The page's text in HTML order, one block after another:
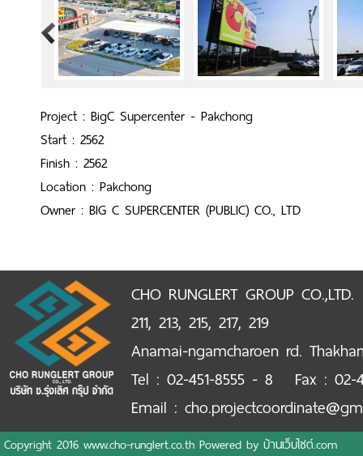
>
Project : BigC Supercenter - Pakchong
Start : 2562
Finish : 2562
Location : Pakchong
Owner : BIG C SUPERCENTER (PUBLIC) CO., LTD
CHO RUNGLERT GROUP CO.,LTD.
211, 213, 215, 217, 219
Anamai-ngamcharoen rd.
Tel : 02-451-8555 - 8 Fax : 02-
Email :
Copyright 2016 www.cho-runglert.co.th Powered by บ้านเว็บไซต์.com